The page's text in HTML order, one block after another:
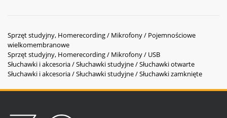
Sprzęt studyjny, Homerecording / Mikrofony / Pojemnościowe
wielkomembranowe
Sprzęt studyjny, Homerecording / Mikrofony / USB
Słuchawki i akcesoria / Słuchawki studyjne / Słuchawki otwarte
Słuchawki i akcesoria / Słuchawki studyjne / Słuchawki zamknięte